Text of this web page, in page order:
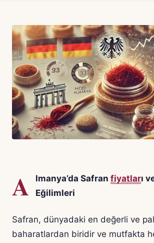
A lmanya’da Safran fiyatları
Eğilimleri
Safran, dünyadaki en değerli ve
baharatlardan biridir ve mutfakta